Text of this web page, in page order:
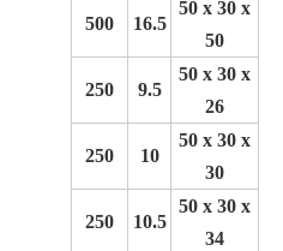
500 16.5
50 x 30 x
50
250 9.5
50 x 30 x
26
250 10
50 x 30 x
30
250 10.5
50 x 30 x
34